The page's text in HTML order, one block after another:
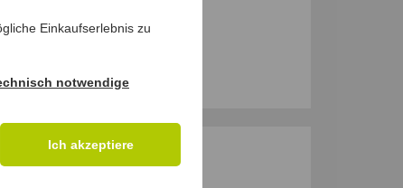
Einkaufserlebnis zu
notwendige
Ich akzeptiere